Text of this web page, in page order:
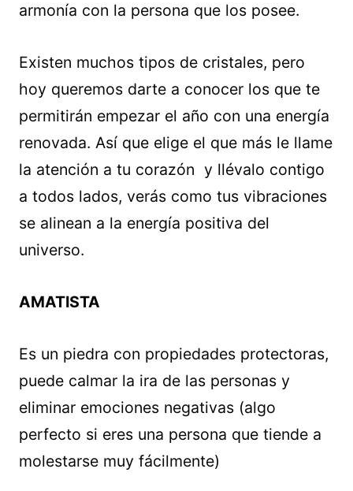
armonía con la persona que los posee.
Existen muchos tipos de cristales, pero
hoy queremos darte a conocer los que te
permitirán empezar el año con una energía
renovada. Así que elige el que más le llame
la atención a tu corazón y llévalo contigo
a todos lados, verás como tus vibraciones
se alinean a la energía positiva del
universo.
AMATISTA
Es un piedra con propiedades protectoras,
puede calmar la ira de las personas y
eliminar emociones negativas (algo
perfecto si eres una persona que tiende a
molestarse muy fácilmente)